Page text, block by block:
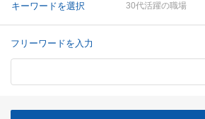
キーワードを選択 30代活躍の職場
フリーワードを入力